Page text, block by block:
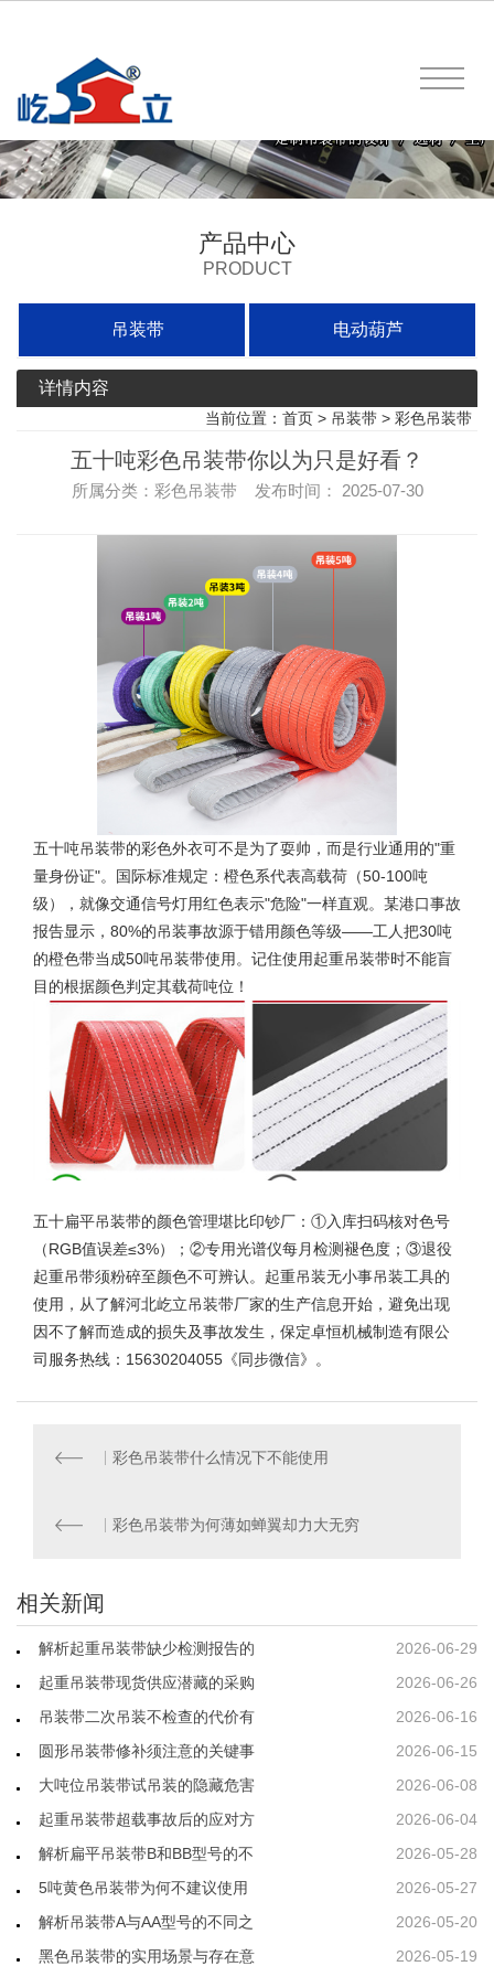
产品中心
PRODUCT
吊装带 电动葫芦
详情内容
当前位置： 首页 > 吊装带 > 彩色吊装带
五十吨彩色吊装带你以为只是好看？
所属分类：彩色吊装带 发布时间： 2025-07-30
五十吨吊装带的彩色外衣可不是为了耍帅，而是行业通用的"重
量身份证"。国际标准规定：橙色系代表高载荷（50-100吨
级），就像交通信号灯用红色表示"危险"一样直观。某港口事故
报告显示，80%的吊装事故源于错用颜色等级——工人把30吨
的橙色带当成50吨吊装带使用。记住使用起重吊装带时不能盲
目的根据颜色判定其载荷吨位！
五十扁平吊装带的颜色管理堪比印钞厂：①入库扫码核对色号
（RGB值误差≤3%）；②专用光谱仪每月检测褪色度；③退役
起重吊带须粉碎至颜色不可辨认。起重吊装无小事吊装工具的
使用，从了解河北屹立吊装带厂家的生产信息开始，避免出现
因不了解而造成的损失及事故发生，保定卓恒机械制造有限公
司服务热线：15630204055《同步微信》。
彩色吊装带什么情况下不能使用
彩色吊装带为何薄如蝉翼却力大无穷
相关新闻
2026-06-29
解析起重吊装带缺少检测报告的
2026-06-26
起重吊装带现货供应潜藏的采购
2026-06-16
吊装带二次吊装不检查的代价有
2026-06-15
圆形吊装带修补须注意的关键事
2026-06-08
大吨位吊装带试吊装的隐藏危害
2026-06-04
起重吊装带超载事故后的应对方
2026-05-28
解析扁平吊装带B和BB型号的不
2026-05-27
5吨黄色吊装带为何不建议使用
2026-05-20
解析吊装带A与AA型号的不同之
2026-05-19
黑色吊装带的实用场景与存在意